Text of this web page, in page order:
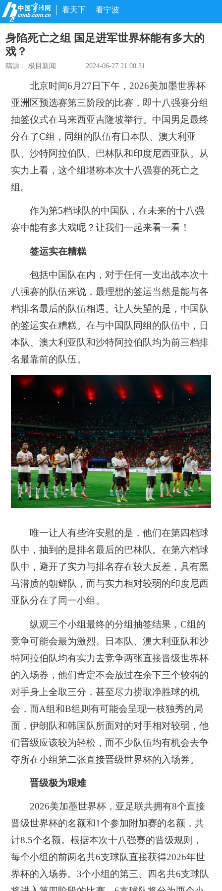
看天下 看宁波
身陷死亡之组 国足进军世界杯能有多大的
戏？
稿源：极目新闻 2024-06-27 21:00:31
北京时间6月27日下午，2026美加墨世界杯
亚洲区预选赛第三阶段的比赛，即十八强赛分组
抽签仪式在马来西亚吉隆坡举行。中国男足最终
分在了C组，同组的队伍有日本队、澳大利亚
队、沙特阿拉伯队、巴林队和印度尼西亚队。从
实力上看，这个组堪称本次十八强赛的死亡之
组。
作为第5档球队的中国队，在未来的十八强
赛中能有多大戏呢？让我们一起来看一看！
签运实在糟糕
包括中国队在内，对于任何一支出战本次十
八强赛的队伍来说，最理想的签运当然是能与各
档排名最后的队伍相遇。让人失望的是，中国队
的签运实在糟糕。在与中国队同组的队伍中，日
本队、澳大利亚队和沙特阿拉伯队均为前三档排
名最靠前的队伍。
唯一让人有些许安慰的是，他们在第四档球
队中，抽到的是排名最后的巴林队。在第六档球
队中，避开了实力与排名存在较大反差，具有黑
马潜质的朝鲜队，而与实力相对较弱的印度尼西
亚队分在了同一小组。
纵观三个小组最终的分组抽签结果，C组的
竞争可能会最为激烈。日本队、澳大利亚队和沙
特阿拉伯队均有实力去竞争两张直接晋级世界杯
的入场券，他们肯定不会放过在余下三个较弱的
对手身上全取三分，甚至尽力捞取净胜球的机
会，而A组和B组则有可能会呈现一枝独秀的局
面，伊朗队和韩国队所面对的对手相对较弱，他
们晋级应该较为轻松，而不少队伍均有机会去争
夺所在小组第二张直接晋级世界杯的入场券。
晋级极为艰难
2026美加墨世界杯，亚足联共拥有8个直接
晋级世界杯的名额和1个参加附加赛的名额，共
计8.5个名额。根据本次十八强赛的晋级规则，
每个小组的前两名共6支球队直接获得2026年世
界杯的入场券。3个小组的第三、四名共6支球队